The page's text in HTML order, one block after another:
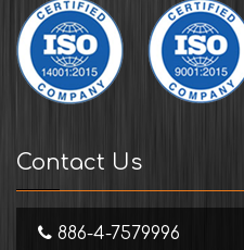
Contact Us
886-4-7579996